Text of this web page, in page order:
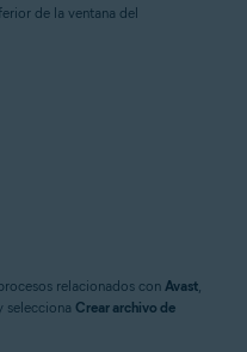
de la ventana del
relacionados con Avast,
selecciona Crear archivo de